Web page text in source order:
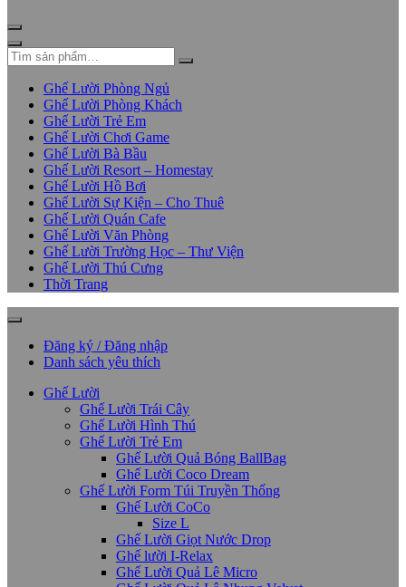
Ghế Lười Phòng Ngủ
Ghế Lười Phòng Khách
Ghế Lười Trẻ Em
Ghế Lười Chơi Game
Ghế Lười Bà Bầu
Ghế Lười Resort – Homestay
Ghế Lười Hồ Bơi
Ghế Lười Sự Kiện – Cho Thuê
Ghế Lười Quán Cafe
Ghế Lười Văn Phòng
Ghế Lười Trường Học – Thư Viện
Ghế Lười Thú Cưng
Thời Trang
Đăng ký / Đăng nhập
Danh sách yêu thích
Ghế Lười
Ghế Lười Trái Cây
Ghế Lười Hình Thú
Ghế Lười Trẻ Em
Ghế Lười Quả Bóng BallBag
Ghế Lười Coco Dream
Ghế Lười Form Túi Truyền Thống
Ghế Lười CoCo
Size L
Ghế Lười Giọt Nước Drop
Ghế lười I-Relax
Ghế Lười Quả Lê Micro